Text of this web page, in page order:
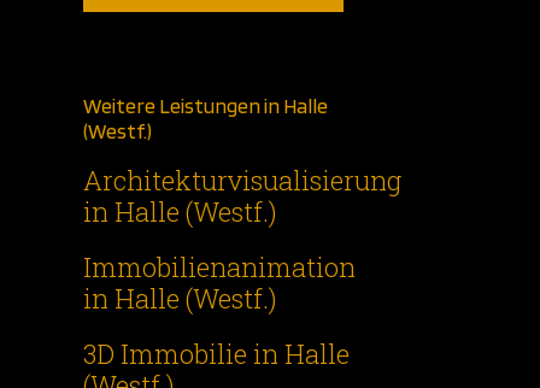
Weitere Leistungen in Halle
(Westf.)
Architekturvisualisierung
in Halle (Westf.)
Immobilienanimation
in Halle (Westf.)
3D Immobilie in Halle